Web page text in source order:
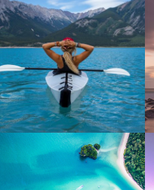
South Africa